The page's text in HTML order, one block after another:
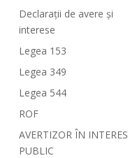
Declarații de avere și
interese
Legea 153
Legea 349
Legea 544
ROF
AVERTIZOR ÎN INTERES
PUBLIC